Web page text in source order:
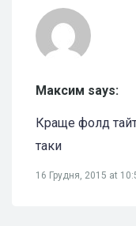
Максим says:
Краще фолд
таки
16 Грудня, 2015 at